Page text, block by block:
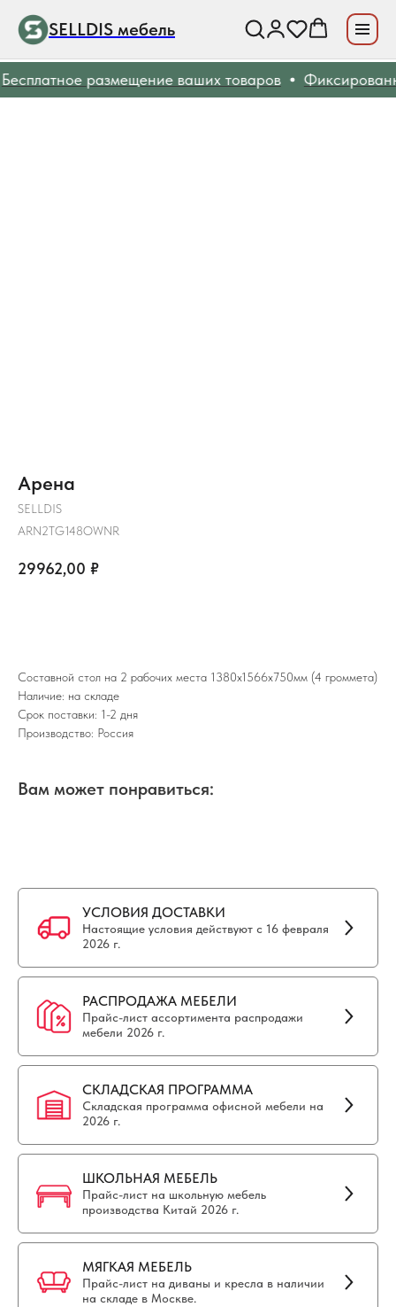
SELLDIS мебель
размещение ваших товаров
Арена
SELLDIS
ARN2TG148OWNR
29962,00 ₽
Составной стол на 2 рабочих места 1380х1566х750мм (4 громмета)
Наличие: на складе
Срок поставки: 1-2 дня
Производство: Россия
Вам может понравиться:
УСЛОВИЯ ДОСТАВКИ
Настоящие условия действуют с 16 февраля
2026 г.
РАСПРОДАЖА МЕБЕЛИ
Прайс-лист ассортимента распродажи
мебели 2026 г.
СКЛАДСКАЯ ПРОГРАММА
Складская программа офисной мебели на
2026 г.
ШКОЛЬНАЯ МЕБЕЛЬ
Прайс-лист на школьную мебель
производства Китай 2026 г.
МЯГКАЯ МЕБЕЛЬ
Прайс-лист на диваны и кресла в наличии
на складе в Москве.